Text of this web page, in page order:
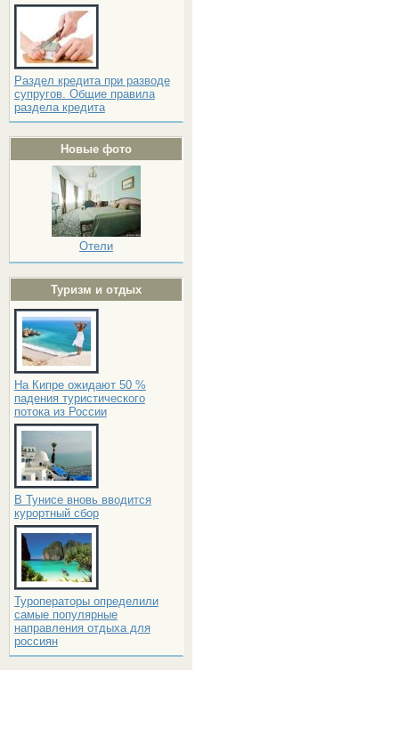
Раздел кредита при разводе
супругов. Общие правила
раздела кредита
Новые фото
Отели
Туризм и отдых
На Кипре ожидают 50 %
падения туристического
потока из России
В Тунисе вновь вводится
курортный сбор
Туроператоры определили
самые популярные
направления отдыха для
россиян